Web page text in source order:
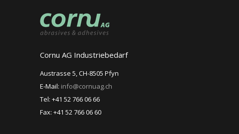
Cornu AG Industriebedarf
Austrasse 5, CH-8505 Pfyn
E-Mail: info@cornuag.ch
Tel: +41 52 766 06 66
Fax: +41 52 766 06 60